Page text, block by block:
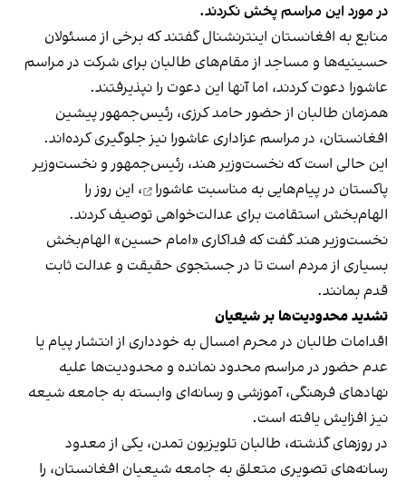
در مورد این مراسم پخش نکردند.
منابع به افغانستان اینترنشنال گفتند که برخی از مسئولان
حسینیه‌ها و مساجد از مقام‌های طالبان برای شرکت در مراسم
عاشورا دعوت کردند، اما آنها این دعوت را نپذیرفتند.
همزمان طالبان از حضور حامد کرزی، رئیس‌جمهور پیشین
افغانستان، در مراسم عزاداری عاشورا نیز جلوگیری کرده‌اند.
این حالی است که نخست‌وزیر هند، رئیس‌جمهور و نخست‌وزیر
پاکستان در پیام‌هایی به مناسبت عاشورا
، این روز را
الهام‌بخش استقامت برای عدالت‌خواهی توصیف کردند.
نخست‌وزیر هند گفت که فداکاری «امام حسین» الهام‌بخش
بسیاری از مردم است تا در جستجوی حقیقت و عدالت ثابت
قدم بمانند.
تشدید محدودیت‌ها بر شیعیان
اقدامات طالبان در محرم امسال به خودداری از انتشار پیام یا
عدم حضور در مراسم محدود نمانده و محدودیت‌ها علیه
نهادهای فرهنگی، آموزشی و رسانه‌ای وابسته به جامعه شیعه
نیز افزایش یافته است.
در روزهای گذشته، طالبان تلویزیون تمدن، یکی از معدود
رسانه‌های تصویری متعلق به جامعه شیعیان افغانستان، را